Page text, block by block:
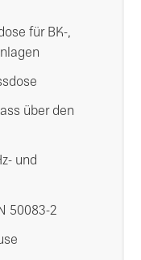
für BK-,
über den
und
50083-2